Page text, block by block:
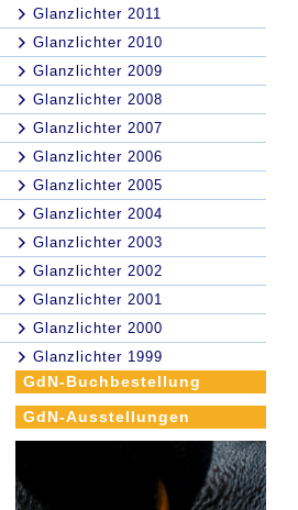
Glanzlichter 2011
Glanzlichter 2010
Glanzlichter 2009
Glanzlichter 2008
Glanzlichter 2007
Glanzlichter 2006
Glanzlichter 2005
Glanzlichter 2004
Glanzlichter 2003
Glanzlichter 2002
Glanzlichter 2001
Glanzlichter 2000
Glanzlichter 1999
GdN-Buchbestellung
GdN-Ausstellungen